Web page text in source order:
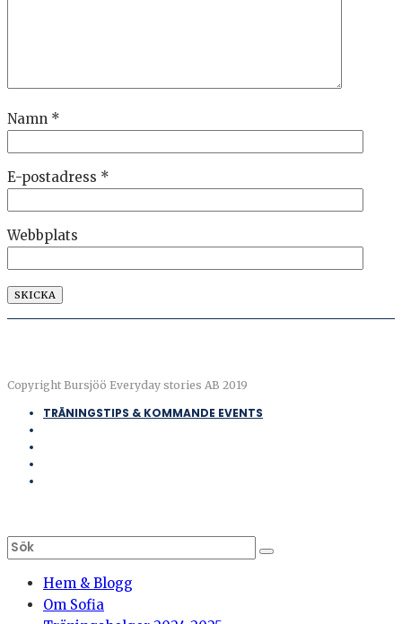
Namn *
E-postadress *
Webbplats
Copyright Bursjöö Everyday stories AB 2019
TRÄNINGSTIPS & KOMMANDE EVENTS
Hem & Blogg
Om Sofia